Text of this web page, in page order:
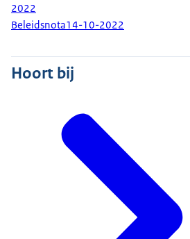
2022
Beleidsnota14-10-2022
Hoort bij